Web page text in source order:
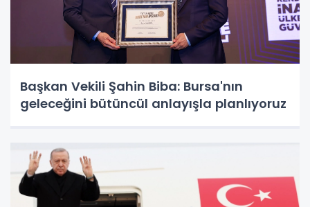
Başkan Vekili Şahin Biba: Bursa'nın
geleceğini bütüncül anlayışla planlıyoruz